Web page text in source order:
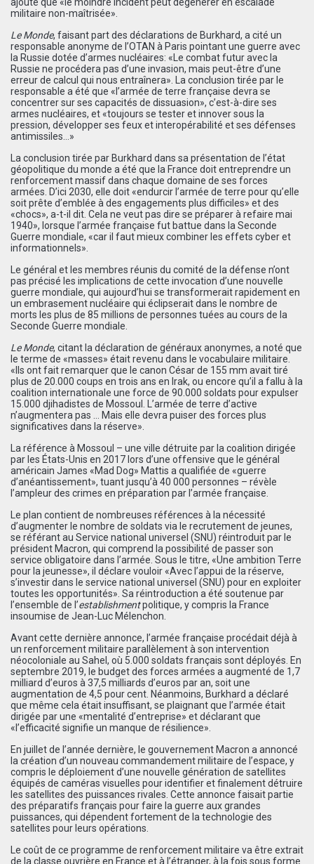
ajouté que «le moindre incident peut dégénérer en escalade
militaire non-maîtrisée».
Le Monde, faisant part des déclarations de Burkhard, a cité un
responsable anonyme de l’OTAN à Paris pointant une guerre avec
la Russie dotée d’armes nucléaires: «Le combat futur avec la
Russie ne procédera pas d’une invasion, mais peut-être d’une
erreur de calcul qui nous entraînera». La conclusion tirée par le
responsable a été que «l’armée de terre française devra se
concentrer sur ses capacités de dissuasion», c’est-à-dire ses
armes nucléaires, et «toujours se tester et innover sous la
pression, développer ses feux et interopérabilité et ses défenses
antimissiles…»
La conclusion tirée par Burkhard dans sa présentation de l’état
géopolitique du monde a été que la France doit entreprendre un
renforcement massif dans chaque domaine de ses forces
armées. D’ici 2030, elle doit «endurcir l’armée de terre pour qu’elle
soit prête d’emblée à des engagements plus difficiles» et des
«chocs», a-t-il dit. Cela ne veut pas dire se préparer à refaire mai
1940», lorsque l’armée française fut battue dans la Seconde
Guerre mondiale, «car il faut mieux combiner les effets cyber et
informationnels».
Le général et les membres réunis du comité de la défense n’ont
pas précisé les implications de cette invocation d’une nouvelle
guerre mondiale, qui aujourd’hui se transformerait rapidement en
un embrasement nucléaire qui éclipserait dans le nombre de
morts les plus de 85 millions de personnes tuées au cours de la
Seconde Guerre mondiale.
Le Monde, citant la déclaration de généraux anonymes, a noté que
le terme de «masses» était revenu dans le vocabulaire militaire.
«Ils ont fait remarquer que le canon César de 155 mm avait tiré
plus de 20.000 coups en trois ans en Irak, ou encore qu’il a fallu à la
coalition internationale une force de 90.000 soldats pour expulser
15.000 djihadistes de Mossoul. L’armée de terre d’active
n’augmentera pas … Mais elle devra puiser des forces plus
significatives dans la réserve».
La référence à Mossoul – une ville détruite par la coalition dirigée
par les États-Unis en 2017 lors d’une offensive que le général
américain James «Mad Dog» Mattis a qualifiée de «guerre
d’anéantissement», tuant jusqu’à 40 000 personnes – révèle
l’ampleur des crimes en préparation par l’armée française.
Le plan contient de nombreuses références à la nécessité
d’augmenter le nombre de soldats via le recrutement de jeunes,
se référant au Service national universel (SNU) réintroduit par le
président Macron, qui comprend la possibilité de passer son
service obligatoire dans l’armée. Sous le titre, «Une ambition Terre
pour la jeunesse», il déclare vouloir «Avec l’appui de la réserve,
s’investir dans le service national universel (SNU) pour en exploiter
toutes les opportunités». Sa réintroduction a été soutenue par
l’ensemble de l’establishmentpolitique, y compris la France
insoumise de Jean-Luc Mélenchon.
Avant cette dernière annonce, l’armée française procédait déjà à
un renforcement militaire parallèlement à son intervention
néocoloniale au Sahel, où 5.000 soldats français sont déployés. En
septembre 2019, le budget des forces armées a augmenté de 1,7
milliard d’euros à 37,5 milliards d’euros par an, soit une
augmentation de 4,5 pour cent. Néanmoins, Burkhard a déclaré
que même cela était insuffisant, se plaignant que l’armée était
dirigée par une «mentalité d’entreprise» et déclarant que
«l’efficacité signifie un manque de résilience».
En juillet de l’année dernière, le gouvernement Macron a annoncé
la création d’un nouveau commandement militaire de l’espace, y
compris le déploiement d’une nouvelle génération de satellites
équipés de caméras visuelles pour identifier et finalement détruire
les satellites des puissances rivales. Cette annonce faisait partie
des préparatifs français pour faire la guerre aux grandes
puissances, qui dépendent fortement de la technologie des
satellites pour leurs opérations.
Le coût de ce programme de renforcement militaire va être extrait
de la classe ouvrière en France et à l’étranger, à la fois sous forme